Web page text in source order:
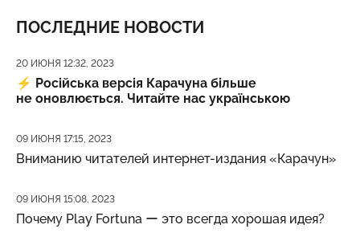
ПОСЛЕДНИЕ НОВОСТИ
Дата публикации
20 ИЮНЯ 12:32, 2023
⚡️ Російська версія Карачуна більше
не оновлюється. Читайте нас українською
Дата публикации
09 ИЮНЯ 17:15, 2023
Вниманию читателей интернет-издания «Карачун»
Дата публикации
09 ИЮНЯ 15:08, 2023
Почему Play Fortuna ー это всегда хорошая идея?